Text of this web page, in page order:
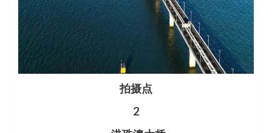
拍摄点
2